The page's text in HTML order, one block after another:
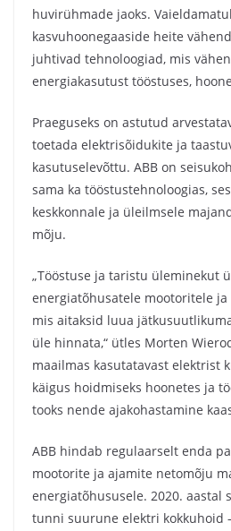
huvirühmade jaoks.
kasvuhoonegaaside heite
juhtivad tehnoloogiad, mis
energiakasutust tööstuses,
Praeguseks on astutud
toetada elektrisõidukite ja
kasutuselevõttu. ABB on
sama ka tööstustehnoloogias,
keskkonnale ja üleilmsele
mõju.
„Tööstuse ja taristu üleminekut
energiatõhusatele mootoritele
mis aitaksid luua
üle hinnata,“ ütles Morten
maailmas kasutatavast elektrist
käigus hoidmiseks hoonetes ja
tooks nende ajakohastamine
ABB hindab regulaarselt enda
mootorite ja ajamite netomõju
energiatõhususele. 2020. aastal
tunni suurune elektri kokkuhoid